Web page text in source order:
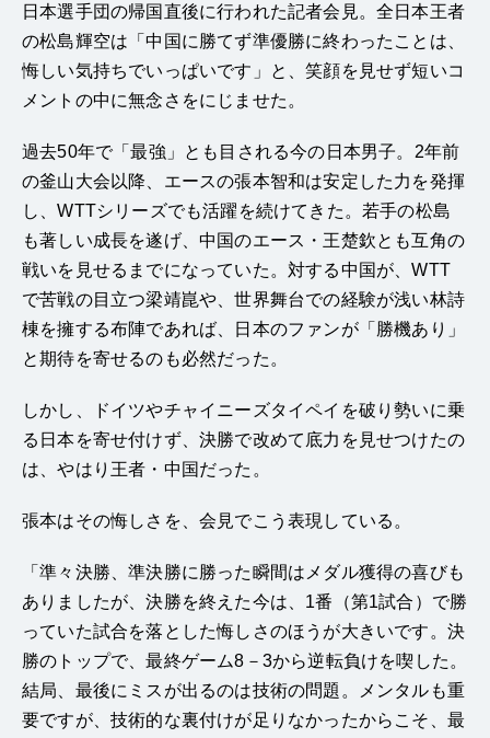
日本選手団の帰国直後に行われた記者会見。全日本王者
の松島輝空は「中国に勝てず準優勝に終わったことは、
悔しい気持ちでいっぱいです」と、笑顔を見せず短いコ
メントの中に無念さをにじませた。
過去50年で「最強」とも目される今の日本男子。2年前
の釜山大会以降、エースの張本智和は安定した力を発揮
し、WTTシリーズでも活躍を続けてきた。若手の松島
も著しい成長を遂げ、中国のエース・王楚欽とも互角の
戦いを見せるまでになっていた。対する中国が、WTT
で苦戦の目立つ梁靖崑や、世界舞台での経験が浅い林詩
棟を擁する布陣であれば、日本のファンが「勝機あり」
と期待を寄せるのも必然だった。
しかし、ドイツやチャイニーズタイペイを破り勢いに乗
る日本を寄せ付けず、決勝で改めて底力を見せつけたの
は、やはり王者・中国だった。
張本はその悔しさを、会見でこう表現している。
「準々決勝、準決勝に勝った瞬間はメダル獲得の喜びも
ありましたが、決勝を終えた今は、1番（第1試合）で勝
っていた試合を落とした悔しさのほうが大きいです。決
勝のトップで、最終ゲーム8－3から逆転負けを喫した。
結局、最後にミスが出るのは技術の問題。メンタルも重
要ですが、技術的な裏付けが足りなかったからこそ、最